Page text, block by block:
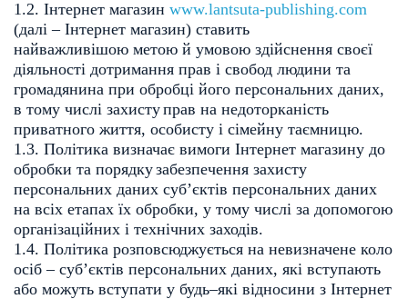
1.2. Інтернет магазин www.lantsuta-publishing.com
(далі – Інтернет магазин) ставить
найважливішою метою й умовою здійснення своєї
діяльності дотримання прав і свобод людини та
громадянина при обробці його персональних даних,
в тому числі захиступрав на недоторканість
приватного життя, особисту і сімейну таємницю.
1.3. Політика визначає вимоги Інтернет магазину до
обробки та порядкузабезпечення захисту
персональних даних суб’єктів персональних даних
на всіх етапах їх обробки, у тому числі за допомогою
організаційних і технічних заходів.
1.4. Політика розповсюджується на невизначене коло
осіб – суб’єктів персональних даних, які вступають
або можуть вступати у будь–які відносини з Інтернет